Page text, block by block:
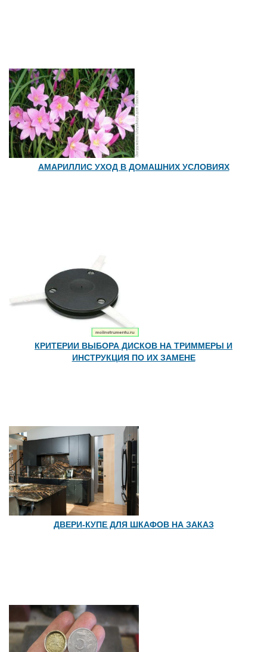
АМАРИЛЛИС УХОД В ДОМАШНИХ УСЛОВИЯХ
КРИТЕРИИ ВЫБОРА ДИСКОВ НА ТРИММЕРЫ И
ИНСТРУКЦИЯ ПО ИХ ЗАМЕНЕ
ДВЕРИ-КУПЕ ДЛЯ ШКАФОВ НА ЗАКАЗ